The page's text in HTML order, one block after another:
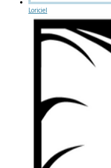
Loriciel